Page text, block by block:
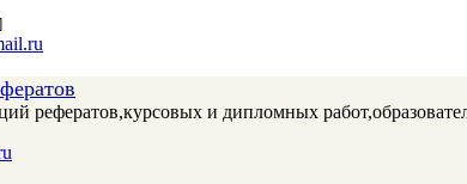
рефератов,курсовых и дипломных